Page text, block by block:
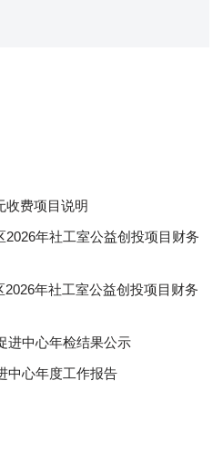
收费项目说明
2026年社工室公益创投项目财务
2026年社工室公益创投项目财务
进中心年检结果公示
中心年度工作报告